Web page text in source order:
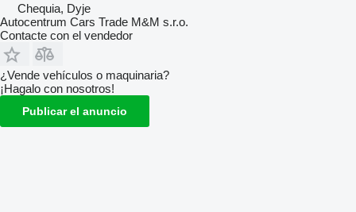
Chequia, Dyje
Autocentrum Cars Trade M&M s.r.o.
Contacte con el vendedor
¿Vende vehículos o maquinaria?
¡Hagalo con nosotros!
Publicar el anuncio